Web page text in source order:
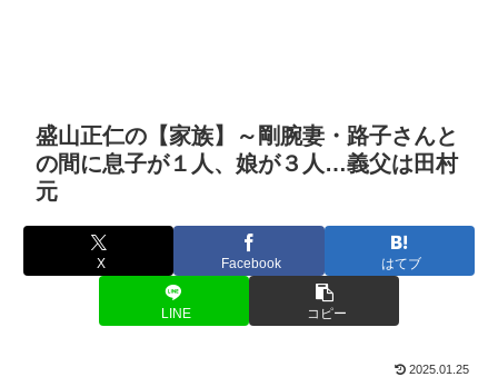
盛山正仁の【家族】～剛腕妻・路子さんと
の間に息子が１人、娘が３人…義父は田村
元
X Facebook はてブ
LINE コピー
2025.01.25